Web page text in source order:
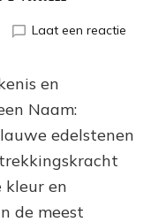
Laat een reactie
en
Naam:
edelstenen
kleur en
de meest